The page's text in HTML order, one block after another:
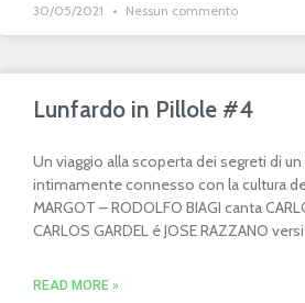
30/05/2021 Nessun commento
Lunfardo in Pillole #4
Un viaggio alla scoperta dei segreti di un
intimamente connesso con la cultura
MARGOT – RODOLFO BIAGI canta
CARLOS GARDEL é JOSE RAZZANO
READ MORE »